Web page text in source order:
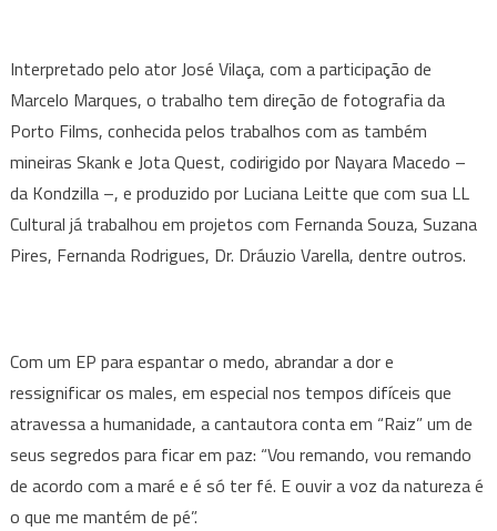
Interpretado pelo ator José Vilaça, com a participação de
Marcelo Marques, o trabalho tem direção de fotografia da
Porto Films, conhecida pelos trabalhos com as também
mineiras Skank e Jota Quest, codirigido por Nayara Macedo –
da Kondzilla –, e produzido por Luciana Leitte que com sua LL
Cultural já trabalhou em projetos com Fernanda Souza, Suzana
Pires, Fernanda Rodrigues, Dr. Dráuzio Varella, dentre outros.
Com um EP para espantar o medo, abrandar a dor e
ressignificar os males, em especial nos tempos difíceis que
atravessa a humanidade, a cantautora conta em “Raiz” um de
seus segredos para ficar em paz: “Vou remando, vou remando
de acordo com a maré e é só ter fé. E ouvir a voz da natureza é
o que me mantém de pé”.